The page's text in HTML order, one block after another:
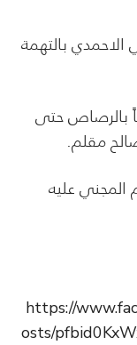
الاحمدي بالتهمة
بالرصاص حتى
مقلم.
المجني عليه
https://
osts/